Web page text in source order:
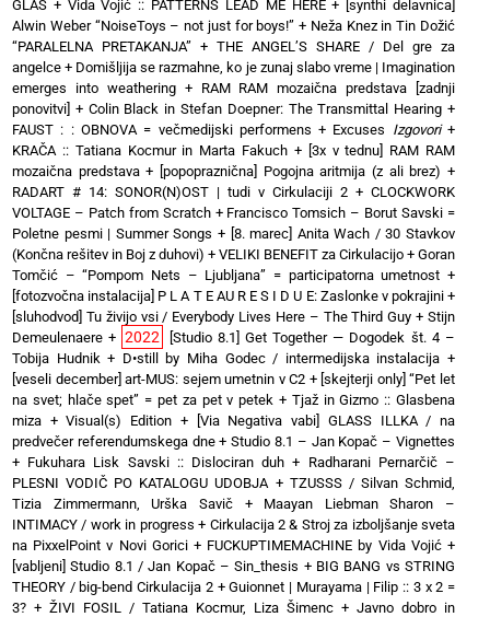
GLAS + Vida Vojić :: PATTERNS LEAD ME HERE+ [synthi delavnica]
Alwin Weber “NoiseToys – not just for boys!” + Neža Knez in Tin Dožić
“PARALELNA PRETAKANJA” + THE ANGEL’S SHARE / Del gre za
angelce + Domišljija se razmahne, ko je zunaj slabo vreme | Imagination
emerges into weathering+ RAM RAM mozaična predstava [zadnji
ponovitvi] + Colin Black in Stefan Doepner: The Transmittal Hearing +
FAUST : : OBNOVA = večmedijski performens + Excuses Izgovori+
KRAČA :: Tatiana Kocmur in Marta Fakuch + [3x v tednu] RAM RAM
mozaična predstava+ [popopraznična] Pogojna aritmija (z ali brez) +
RADART # 14: SONOR(N)OST | tudi v Cirkulaciji 2 + CLOCKWORK
VOLTAGE – Patch from Scratch+ Francisco Tomsich – Borut Savski =
Poletne pesmi | Summer Songs + [8. marec] Anita Wach / 30 Stavkov
(Končna rešitev in Boj z duhovi) + VELIKI BENEFIT za Cirkulacijo + Goran
Tomčić – “Pompom Nets – Ljubljana” = participatorna umetnost +
[fotozvočna instalacija] P L A T E AU R E S I D U E: Zaslonke v pokrajini+
[sluhodvod] Tu živijo vsi / Everybody Lives Here – The Third Guy + Stijn
Demeulenaere + 2022
[Studio 8.1] Get Together — Dogodek št. 4 –
Tobija Hudnik + D•still by Miha Godec / intermedijska instalacija +
[veseli december] art-MUS: sejem umetnin v C2 + [skejterji only] “Pet let
na svet; hlače spet” = pet za pet v petek + Tjaž in Gizmo :: Glasbena
miza + Visual(s) Edition +
[Via Negativa vabi] GLASS ILLKA / na
predvečer referendumskega dne+Studio 8.1 – Jan Kopač – Vignettes
+ Fukuhara Lisk Savski :: Dislociran duh + Radharani Pernarčič –
PLESNI VODIČ PO KATALOGU UDOBJA + TZUSSS / Silvan Schmid,
Tizia Zimmermann, Urška Savič+ Maayan Liebman Sharon –
INTIMACY / work in progress + Cirkulacija 2 & Stroj za izboljšanje sveta
na PixxelPoint v Novi Gorici+ FUCKUPTIMEMACHINE by Vida Vojić+
[vabljeni] Studio 8.1 / Jan Kopač – Sin_thesis + BIG BANG vs STRING
THEORY / big-bend Cirkulacija 2+Guionnet | Murayama | Filip :: 3 x 2 =
3? + ŽIVI FOSIL / Tatiana Kocmur, Liza Šimenc + Javno dobro in